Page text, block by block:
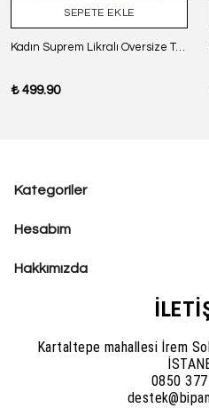
SEPETE EKLE
Kadın Suprem Likralı Oversize T-Shirt - SİYAH
₺ 499.90
Kategoriler
Hesabım
Hakkımızda
Kartaltepe mahallesi İrem
0850